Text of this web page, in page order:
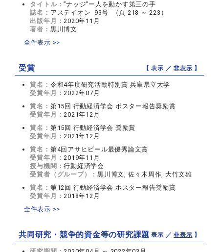
タイトル：”ナッジ”ー人を動かす第三の手
誌名： アステイオン 93号 （頁 218 ～ 223）
出版年月：2020年11月
著者： 黒川博文
全件表示 >>
受賞 【 表示 ／非表示 】
賞名： 令和4年度研究活動特別賞 兵庫県立大学
受賞年月：2022年07月
賞名： 第15回 行動経済学会 ポスター報告奨励賞
受賞年月：2021年12月
賞名： 第15回 行動経済学会 奨励賞
受賞年月：2021年12月
賞名： 第4回アサヒビール最優秀論文賞
受賞年月：2019年11月
授与機関：行動経済学会
受賞者（グループ）：黒川博文, 佐々木周作, 大竹文雄
賞名： 第12回 行動経済学会 ポスター報告奨励賞
受賞年月：2018年12月
全件表示 >>
共同研究・競争的資金等の研究課題【 表示 ／非表示 】